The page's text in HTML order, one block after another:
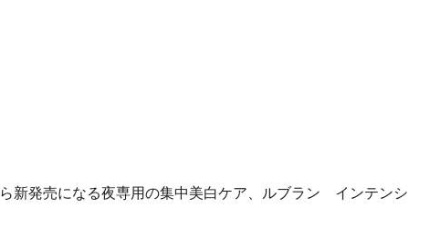
新発売になる夜専用の集中美白ケア、ルブラン インテンシ